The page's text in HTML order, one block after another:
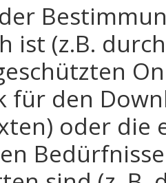
ist (z.B.
für den
oder die